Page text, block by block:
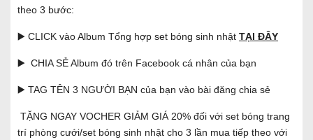
theo 3 bước:
▶️ CLICK vào Album Tổng hợp set bóng sinh nhật TẠI ĐÂY
▶️ CHIA SẺ Album đó trên Facebook cá nhân của bạn
▶️ TAG TÊN 3 NGƯỜI BẠN của bạn vào bài đăng chia sẻ
TẶNG NGAY VOCHER GIẢM GIÁ 20% đối với set bóng trang
trí phòng cưới/set bóng sinh nhật cho 3 lần mua tiếp theo với